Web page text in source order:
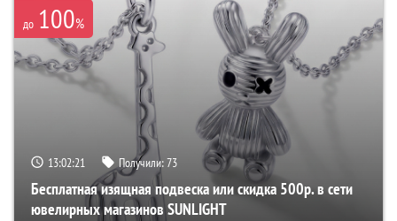
до 100%
13:02:21 Получили:73
Бесплатная изящная подвеска или скидка 500р. в сети
ювелирных магазинов SUNLIGHT